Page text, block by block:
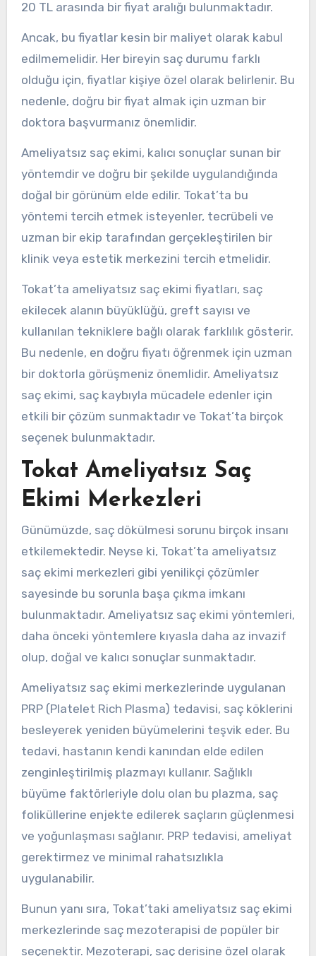
20 TL arasında bir fiyat aralığı bulunmaktadır.
Ancak, bu fiyatlar kesin bir maliyet olarak kabul
edilmemelidir. Her bireyin saç durumu farklı
olduğu için, fiyatlar kişiye özel olarak belirlenir. Bu
nedenle, doğru bir fiyat almak için uzman bir
doktora başvurmanız önemlidir.
Ameliyatsız saç ekimi, kalıcı sonuçlar sunan bir
yöntemdir ve doğru bir şekilde uygulandığında
doğal bir görünüm elde edilir. Tokat’ta bu
yöntemi tercih etmek isteyenler, tecrübeli ve
uzman bir ekip tarafından gerçekleştirilen bir
klinik veya estetik merkezini tercih etmelidir.
Tokat’ta ameliyatsız saç ekimi fiyatları, saç
ekilecek alanın büyüklüğü, greft sayısı ve
kullanılan tekniklere bağlı olarak farklılık gösterir.
Bu nedenle, en doğru fiyatı öğrenmek için uzman
bir doktorla görüşmeniz önemlidir. Ameliyatsız
saç ekimi, saç kaybıyla mücadele edenler için
etkili bir çözüm sunmaktadır ve Tokat’ta birçok
seçenek bulunmaktadır.
Tokat Ameliyatsız Saç
Ekimi Merkezleri
Günümüzde, saç dökülmesi sorunu birçok insanı
etkilemektedir. Neyse ki, Tokat’ta ameliyatsız
saç ekimi merkezleri gibi yenilikçi çözümler
sayesinde bu sorunla başa çıkma imkanı
bulunmaktadır. Ameliyatsız saç ekimi yöntemleri,
daha önceki yöntemlere kıyasla daha az invazif
olup, doğal ve kalıcı sonuçlar sunmaktadır.
Ameliyatsız saç ekimi merkezlerinde uygulanan
PRP (Platelet Rich Plasma) tedavisi, saç köklerini
besleyerek yeniden büyümelerini teşvik eder. Bu
tedavi, hastanın kendi kanından elde edilen
zenginleştirilmiş plazmayı kullanır. Sağlıklı
büyüme faktörleriyle dolu olan bu plazma, saç
foliküllerine enjekte edilerek saçların güçlenmesi
ve yoğunlaşması sağlanır. PRP tedavisi, ameliyat
gerektirmez ve minimal rahatsızlıkla
uygulanabilir.
Bunun yanı sıra, Tokat’taki ameliyatsız saç ekimi
merkezlerinde saç mezoterapisi de popüler bir
seçenektir. Mezoterapi, saç derisine özel olarak